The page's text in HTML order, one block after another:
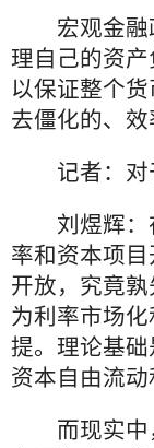
宏观金融政
理自己的资
以保证整个
去僵化的、
记者：对于
刘煜辉：在
率和资本项
开放，究竟
为利率市场
提。理论基
资本自由流
而现实中，